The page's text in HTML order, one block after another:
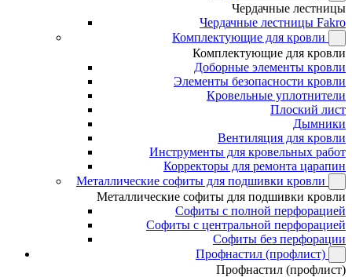
Чердачные лестницы
Чердачные лестницы Fakro
Комплектующие для кровли
Комплектующие для кровли
Доборные элементы кровли
Элементы безопасности кровли
Кровельные уплотнители
Плоский лист
Дымники
Вентиляция для кровли
Инструменты для кровельных работ
Корректоры для ремонта царапин
Металлические софиты для подшивки кровли
Металлические софиты для подшивки кровли
Софиты с полной перфорацией
Софиты с центральной перфорацией
Софиты без перфорации
Профнастил (профлист)
Профнастил (профлист)